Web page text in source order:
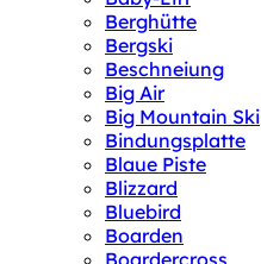
Berghütte
Bergski
Beschneiung
Big Air
Big Mountain Ski
Bindungsplatte
Blaue Piste
Blizzard
Bluebird
Boarden
Boardercross